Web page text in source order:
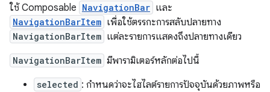
ใช้ Composable NavigationBar และ
NavigationBarItem เพื่อใช้ตรรกะการสลับปลายทาง
NavigationBarItem แต่ละรายการแสดงถึงปลายทางเดียว
NavigationBarItem มีพารามิเตอร์หลักต่อไปนี้
selected : กำหนดว่าจะไฮไลต์รายการปัจจุบันด้วยภาพหรือ